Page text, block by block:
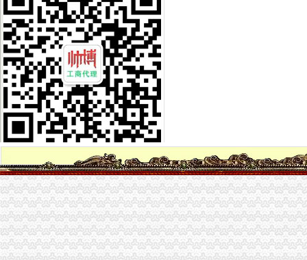
《2016深圳新网上注册南山公司流程》
【深圳南山其他商务服务信息】-深圳赶集网
深圳南山教你怎样注册公司,深圳公司注册流程小常识-信息服务-人民
深圳公司注册分类信息_沭网
深圳龙华优质的深圳南山注册公司业务一般需要多长时间？时间多长？
深圳南山区：“一核多元”社区建模式--中国新闻--人民网
深圳专利变更：含（中国）企业名称核准、变更——总局核名金牌代理
南山0元注册公司服务信誉好价格低-咨询-十堰网
ForceDefender(FD)的小站（豆瓣音乐人）
四川风建筑装饰装修工程有限公司的地址谁知道？
深圳前海VS领呈商务_新浪博客
【深圳南山区企业变更|公司名称变更|公司/法人变更】-深圳赶集网
南山“e事通”方便3万新生入学_深圳新闻_全迅速的深圳资讯—
南山融资担保公司代办,办理中外合资需要资料,设立融资租赁公司
深圳内资公司注册：如何注册深圳福田/南山/罗湖公司的流程/资料/费用
南山代理记账报税流程？南山沙河代理记账工商年检深圳记账报税今
红梅王十朋-搜百科